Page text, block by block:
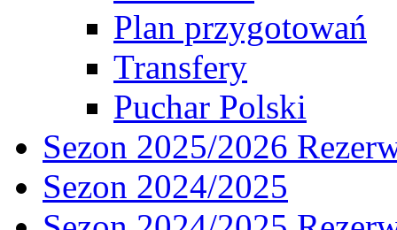
Plan przygotowań
Transfery
Puchar Polski
Sezon 2025/2026
Sezon 2024/2025